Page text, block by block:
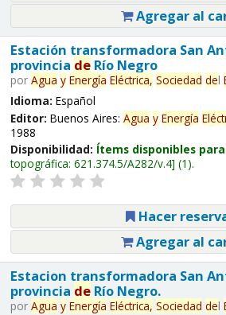
Agregar al
Estación transformadora San
provincia deRío Negro
por Agua y Energía Eléctrica, Sociedad del
Idioma: Español
Editor: Buenos Aires: Agua y Energía
1988
Disponibilidad: Ítems disponibles
topográfica: 621.374.5/A282/v.4 (1).
Hacer
Agregar al
Estacion transformadora San
provincia deRío Negro.
por Agua y Energía Eléctrica, Sociedad del